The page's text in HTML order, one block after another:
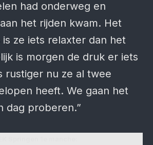
had onderweg en
het rijden kwam. Het
ze iets relaxter dan het
is morgen de druk er iets
rustiger nu ze al twee
heeft. We gaan het
dag proberen.”